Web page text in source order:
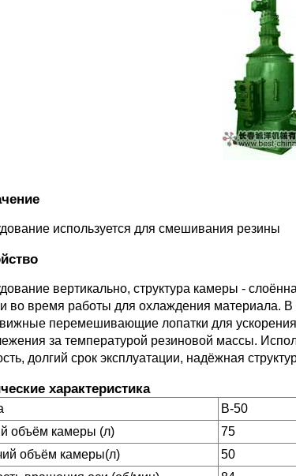
используется для смешивания резины
вертикально, структура камеры -
во время работы для охлаждения материала.
перемешивающие лопатки для
за температурой резиновой массы.
долгий срок эксплуатации, надёжная
характеристика
B-50
объём камеры (л)
75
объём камеры(л)
50